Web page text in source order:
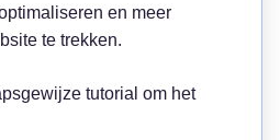
en meer
te trekken.
tutorial om het